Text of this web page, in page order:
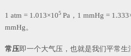
1 atm = 1.013×105 Pa，1 mmHg =
mmHg。
常压即一个大气压，也就是我们平常